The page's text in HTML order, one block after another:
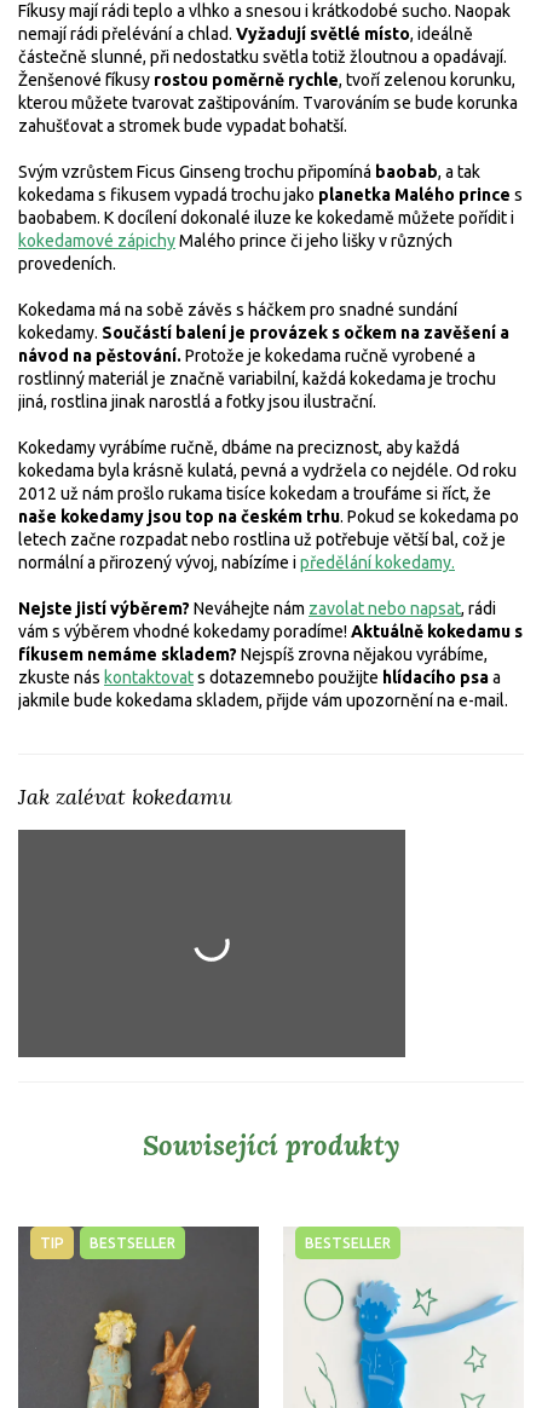
Související produkty
TIP BESTSELLER BESTSELLER
Fíkusy mají rádi teplo a vlhko a snesou i krátkodobé sucho. Naopak
nemají rádi přelévání a chlad. Vyžadují světlé místo, ideálně
částečně slunné, při nedostatku světla totiž žloutnou a opadávají.
Ženšenové fíkusy rostou poměrně rychle, tvoří zelenou korunku,
kterou můžete tvarovat zaštipováním. Tvarováním se bude korunka
zahušťovat a stromek bude vypadat bohatší.
Svým vzrůstem Ficus Ginseng trochu připomíná baobab, a tak
kokedama s fikusem vypadá trochu jako planetka Malého prince s
baobabem. K docílení dokonalé iluze ke kokedamě můžete pořídit i
kokedamové zápichyMalého prince či jeho lišky v různých
provedeních.
Kokedama má na sobě závěs s háčkem pro snadné sundání
kokedamy. Součástí balení je provázek s očkem na zavěšení a
návod na pěstování. Protože je kokedama ručně vyrobené a
rostlinný materiál je značně variabilní, každá kokedama je trochu
jiná, rostlina jinak narostlá a fotky jsou ilustrační.
Kokedamy vyrábíme ručně, dbáme na preciznost, aby každá
kokedama byla krásně kulatá, pevná a vydržela co nejdéle. Od roku
2012 už nám prošlo rukama tisíce kokedam a troufáme si říct, že
naše kokedamy jsou top na českém trhu. Pokud se kokedama po
letech začne rozpadat nebo rostlina už potřebuje větší bal, což je
normální a přirozený vývoj, nabízíme ipředělání kokedamy.
Nejste jistí výběrem? Neváhejte nám zavolat nebo napsat, rádi
vám s výběrem vhodné kokedamy poradíme!Aktuálně kokedamu s
fíkusem nemáme skladem? Nejspíš zrovna nějakou vyrábíme,
zkuste nás kontaktovats dotazemnebo použijte hlídacího psaa
jakmile bude kokedama skladem, přijde vám upozornění na e-mail.
Jak zalévat kokedamu